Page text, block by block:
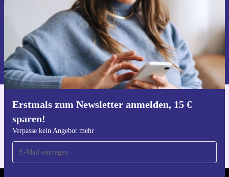
Erstmals zum Newsletter anmelden, 15 €
sparen!
Verpasse kein Angebot mehr
Gutschein anfordern
Informationen über die Verwendung personenbezogener Daten findest
du in unserer
Datenschutzerklärung.
Hol dir die refurbed-App